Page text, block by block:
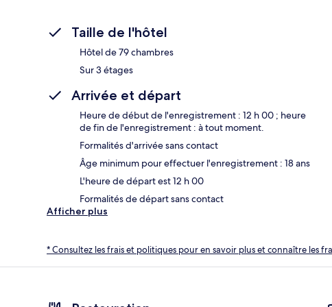
Taille de l'hôtel
Hôtel de 79 chambres
Sur 3 étages
Arrivée et départ
Heure de début de l'enregistrement : 12 h 00 ; heure
de fin de l'enregistrement : à tout moment.
Formalités d'arrivée sans contact
Âge minimum pour effectuer l'enregistrement : 18 ans
L'heure de départ est 12 h 00
Formalités de départ sans contact
Afficher plus
* Consultez les frais et politiques pour en savoir plus et connaître les